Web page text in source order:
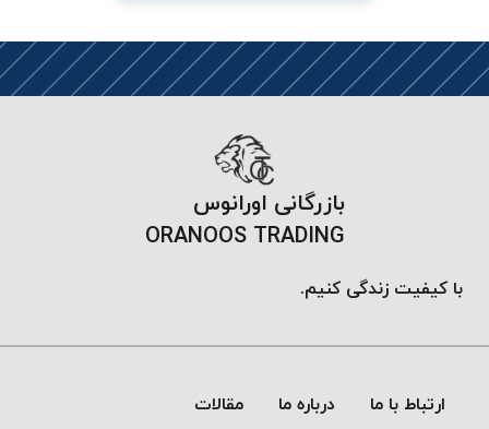
Aramid
بازرگانی اورانوس
ORANOOS TRADING
با کیفیت زندگی کنیم.
ارتباط با ما درباره ما
مقالات